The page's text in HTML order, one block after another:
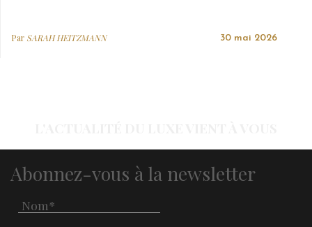
Par SARAH HEITZMANN 30 mai 2026
Abonnez-vous à la newsletter